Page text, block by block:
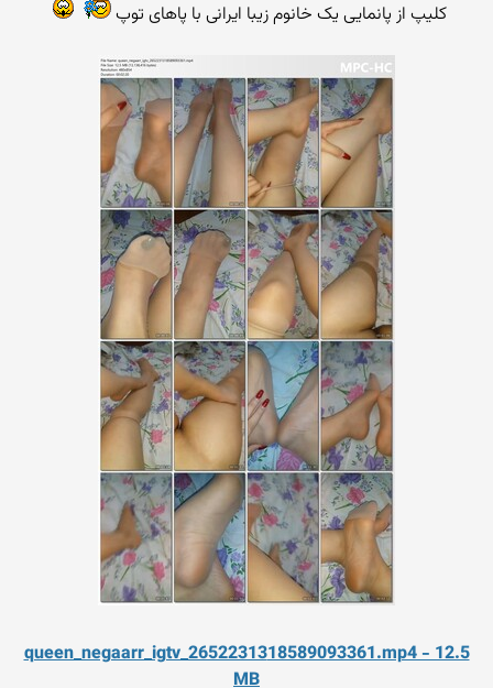
کلیپ از پانمایی یک خانوم زیبا ایرانی با پاهای توپ
queen_negaarr_igtv_2652231318589093361.mp4 - 12.5
MB